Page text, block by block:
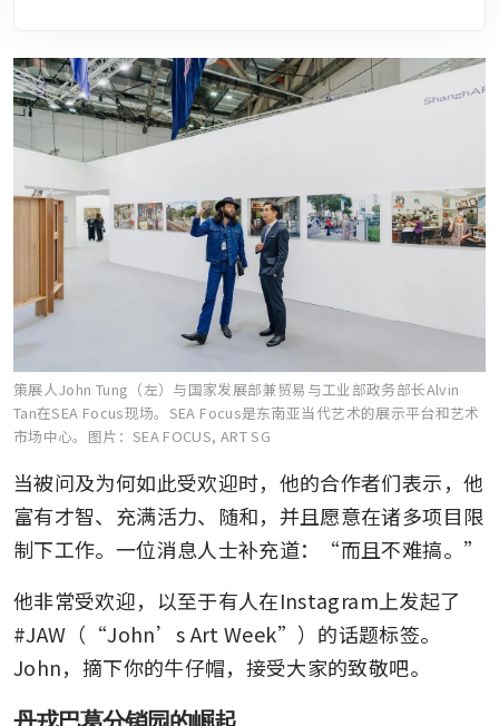
策展人John Tung（左）与国家发展部兼贸易与工业部政务部长Alvin
Tan在SEA Focus现场。SEA Focus是东南亚当代艺术的展示平台和艺术
市场中心。 图片：SEA FOCUS, ART SG
当被问及为何如此受欢迎时，他的合作者们表示，他
富有才智、充满活力、随和，并且愿意在诸多项目限
制下工作。一位消息人士补充道：“而且不难搞。”
他非常受欢迎，以至于有人在Instagram上发起了
#JAW（“John’s Art Week”）的话题标签。
John，摘下你的牛仔帽，接受大家的致敬吧。
丹戎巴葛分销园的崛起